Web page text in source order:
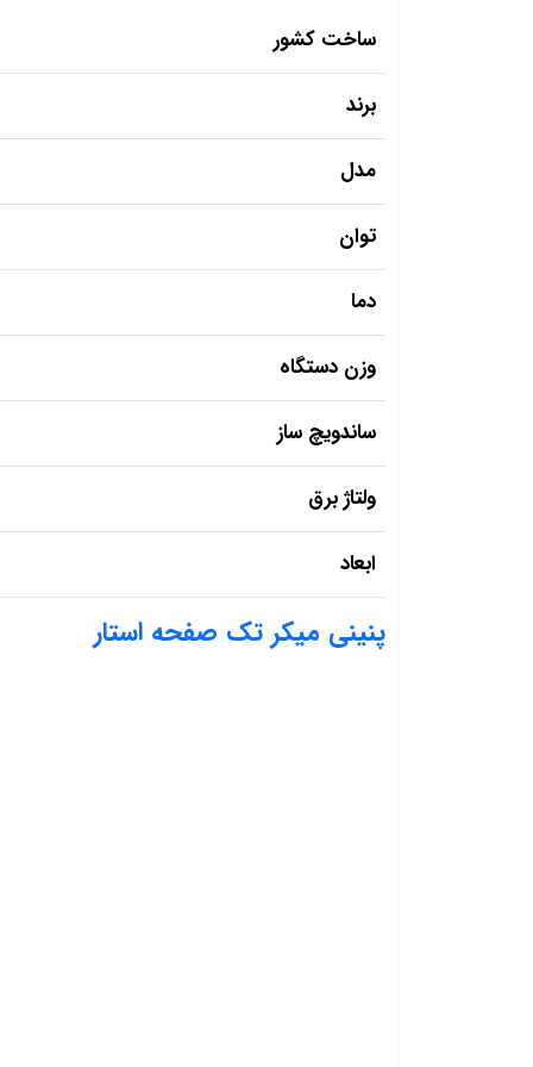
ساخت کشور
برند
مدل
توان
دما
وزن دستگاه
ساندویچ ساز
ولتاژ برق
ابعاد
پنینی میکر تک صفحه استار